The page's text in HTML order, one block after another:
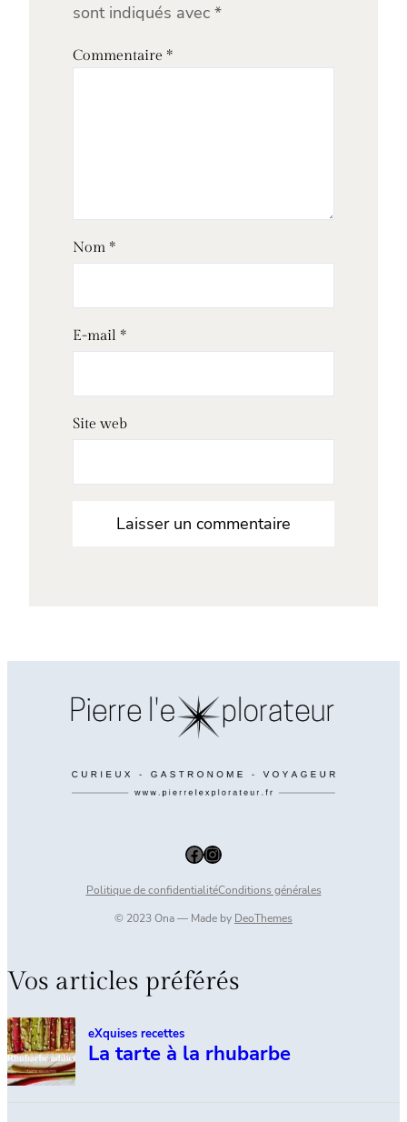
sont indiqués avec *
Commentaire *
Nom *
E-mail *
Site web
Facebook Instagram
Politique de confidentialitéConditions générales
© 2023 Ona — Made by DeoThemes
Vos articles préférés